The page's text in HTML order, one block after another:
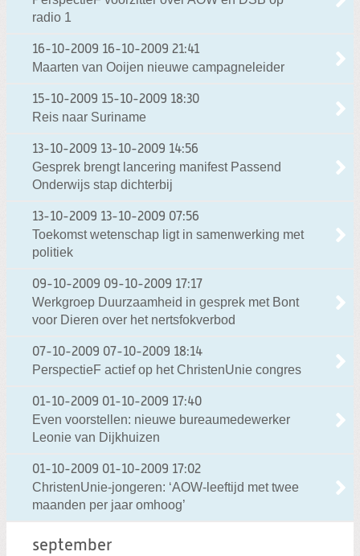
radio 1
16-10-2009 16-10-2009 21:41
Maarten van Ooijen nieuwe campagneleider
15-10-2009 15-10-2009 18:30
Reis naar Suriname
13-10-2009 13-10-2009 14:56
Gesprek brengt lancering manifest Passend
Onderwijs stap dichterbij
13-10-2009 13-10-2009 07:56
Toekomst wetenschap ligt in samenwerking met
politiek
09-10-2009 09-10-2009 17:17
Werkgroep Duurzaamheid in gesprek met Bont
voor Dieren over het nertsfokverbod
07-10-2009 07-10-2009 18:14
PerspectieF actief op het ChristenUnie congres
01-10-2009 01-10-2009 17:40
Even voorstellen: nieuwe bureaumedewerker
Leonie van Dijkhuizen
01-10-2009 01-10-2009 17:02
ChristenUnie-jongeren: ‘AOW-leeftijd met twee
maanden per jaar omhoog’
september